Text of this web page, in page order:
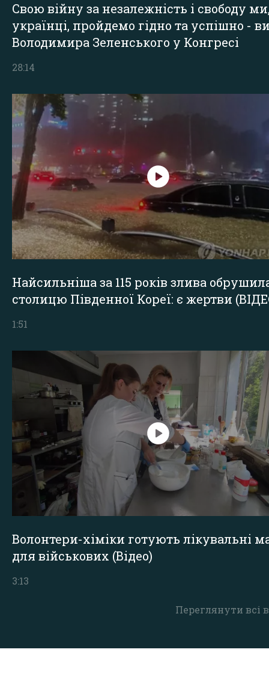
Переглянути всі
Свою війну за незалежність і свободу
українці, пройдемо гідно та успішно -
Володимира Зеленського у Конгресі
28:14
Найсильніша за 115 років злива
столицю Південної Кореї: є жертви
1:51
Волонтери-хіміки готують лікувальні
для військових (Відео)
3:13